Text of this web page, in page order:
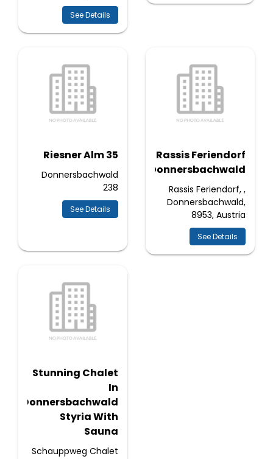
See Details
Rassis Feriendorf
Donnersbachwald
Rassis Feriendorf, ,
Donnersbachwald,
8953, Austria
See Details
Riesner Alm 35
Donnersbachwald
238
See Details
Stunning Chalet
In
Donnersbachwald
Styria With
Sauna
Schauppweg Chalet